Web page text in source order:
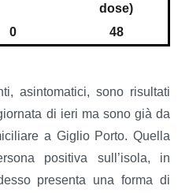
dose)
0
48
asintomatici, sono risultati
di ieri ma sono già da
a Giglio Porto. Quella
positiva sull’isola, in
presenta una forma di